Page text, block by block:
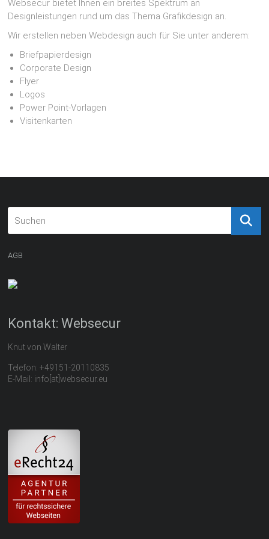
Websecur bietet Ihnen ein breites Spektrum an
Designleistungen rund um das Thema Grafikdesign an.
Wir erstellen neben Webdesign auch für Sie unter anderem:
Briefpapierdesign
Corporate Design
Flyer
Logos
Power Point-Vorlagen
Visitenkarten
AGB
Kontakt: Websecur
Knut von Walter
Telefon: +49151-20110835
E-Mail: info[at]websecur.eu